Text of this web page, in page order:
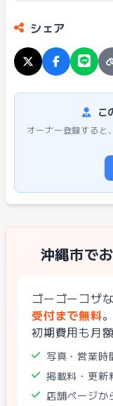
シェア
こ
オーナー登録すると
沖縄市で
ゴーゴーコザな
受付まで無料。
初期費用も月
写真・営業時
掲載料・更新
店舗ページか